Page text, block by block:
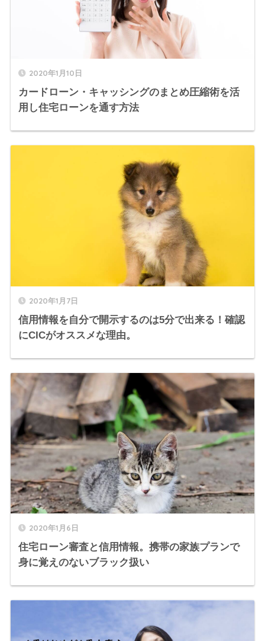
2020年1月10日
カードローン・キャッシングのまとめ圧縮術を活
用し住宅ローンを通す方法
2020年1月7日
信用情報を自分で開示するのは5分で出来る！確認
にCICがオススメな理由。
2020年1月6日
住宅ローン審査と信用情報。携帯の家族プランで
身に覚えのないブラック扱い